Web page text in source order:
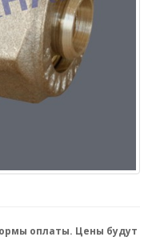
оплаты. Цены будут